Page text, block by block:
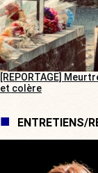
[REPORTAGE]
et colère
ENTRETIENS/